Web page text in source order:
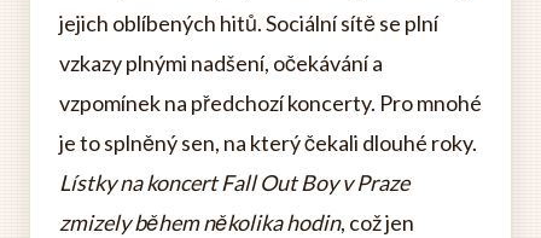
jejich oblíbených hitů. Sociální sítě se plní
vzkazy plnými nadšení, očekávání a
vzpomínek na předchozí koncerty. Pro mnohé
je to splněný sen, na který čekali dlouhé roky.
Lístky na koncert Fall Out Boy v Praze
zmizely během několika hodin, což jen